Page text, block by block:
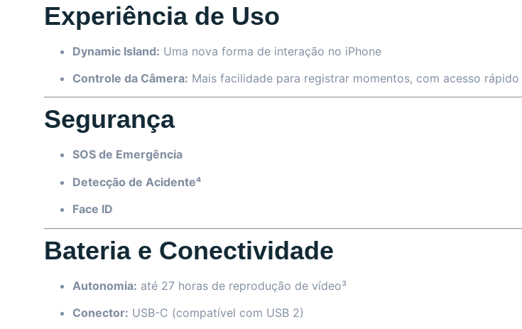
Experiência de Uso
Dynamic Island: Uma nova forma de interação no iPhone
Controle da Câmera: Mais facilidade para registrar momentos, com acesso
Segurança
SOS de Emergência
Detecção de Acidente⁴
Face ID
Bateria e Conectividade
Autonomia: até 27 horas de reprodução de vídeo³
Conector: USB-C (compatível com USB 2)